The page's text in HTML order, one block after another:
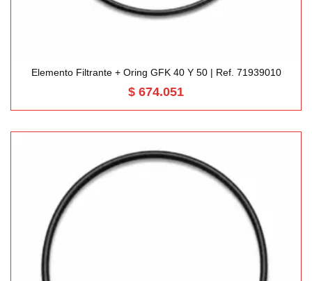
Elemento Filtrante + Oring GFK 40 Y 50 | Ref. 71939010
$ 674.051